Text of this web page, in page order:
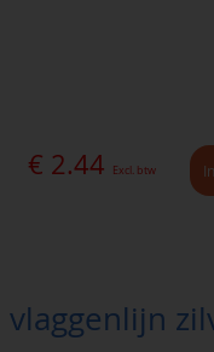
€ 2.44 Excl. btw
vlaggenlijn